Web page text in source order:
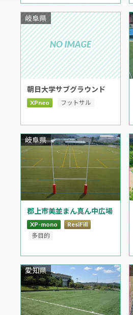
朝日大学サブグラウンド
岐阜県
XPneo フットサル
郡上市美並まん真ん中広場
岐阜県
XP-mono
ResiFill
多目的
愛知県